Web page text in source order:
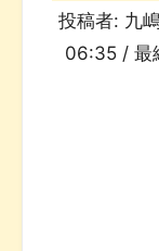
投稿者: 九
06:35 / 最